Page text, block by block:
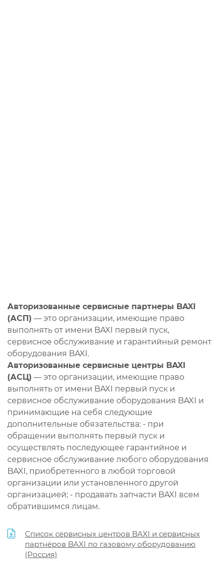
Авторизованные сервисные партнеры BAXI
(АСП) — это организации, имеющие право
выполнять от имени BAXI первый пуск,
сервисное обслуживание и гарантийный ремонт
оборудования BAXI.
Авторизованные сервисные центры BAXI
(АСЦ) — это организации, имеющие право
выполнять от имени BAXI первый пуск и
сервисное обслуживание оборудования BAXI и
принимающие на себя следующие
дополнительные обязательства: - при
обращении выполнять первый пуск и
осуществлять последующее гарантийное и
сервисное обслуживание любого оборудования
BAXI, приобретенного в любой торговой
организации или установленного другой
организацией; - продавать запчасти BAXI всем
обратившимся лицам.
Список сервисных центров BAXI и сервисных
партнёров BAXI по газовому оборудованию
(Россия)